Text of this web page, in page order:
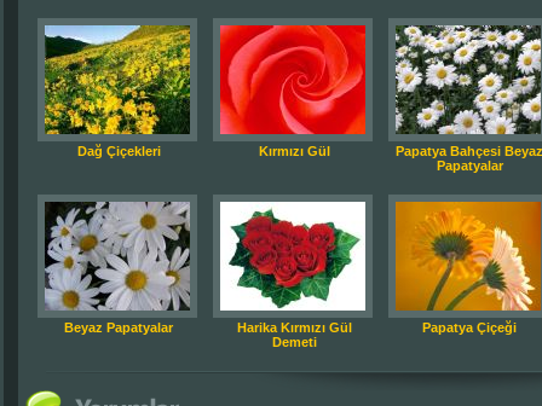
Dağ Çiçekleri Kırmızı Gül
Papatya Bahçesi Beyaz
Papatyalar
Beyaz Papatyalar
Harika Kırmızı Gül
Demeti
Papatya Çiçeği